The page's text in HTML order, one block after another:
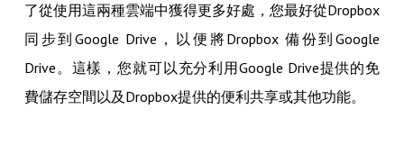
了從使用這兩種雲端中獲得更多好處，您最好從Dropbox
同步到Google Drive，以便將Dropbox 備份到Google
Drive。這樣，您就可以充分利用Google Drive提供的免
費儲存空間以及Dropbox提供的便利共享或其他功能。